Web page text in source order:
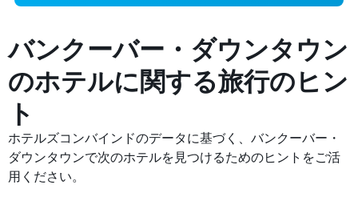
バンクーバー・ダウンタウン
の​ホテルに関する旅行のヒン
ト
ホテルズコンバインドのデータに基づく、バンクーバー・
ダウンタウンで次のホテルを見つけるためのヒントをご活
用ください。